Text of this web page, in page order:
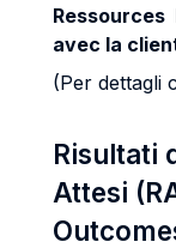
avec la
(Per dettagli
Risultati
Attesi